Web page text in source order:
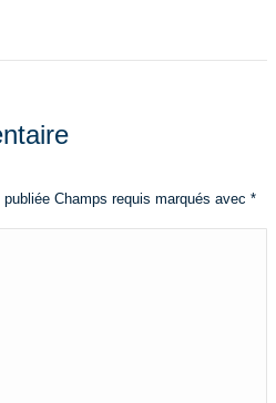
Champs requis marqués avec *